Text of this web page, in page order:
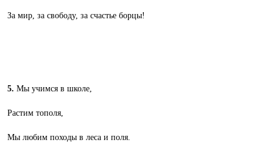
За мир, за свободу, за счастье борцы!
5. Мы учимся в школе,
Растим тополя,
Мы любим походы в леса и поля.